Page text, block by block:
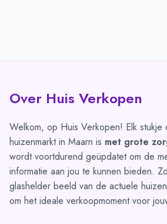
Over Huis Verkopen
Welkom, op Huis Verkopen! Elk
huizenmarkt in Maarn is met grote
wordt voortdurend geüpdatet om de
informatie aan jou te kunnen bieden.
glashelder beeld van de actuele
om het ideale verkoopmoment voor